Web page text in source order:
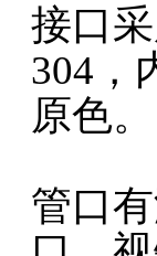
接口
304，
原色。
管口